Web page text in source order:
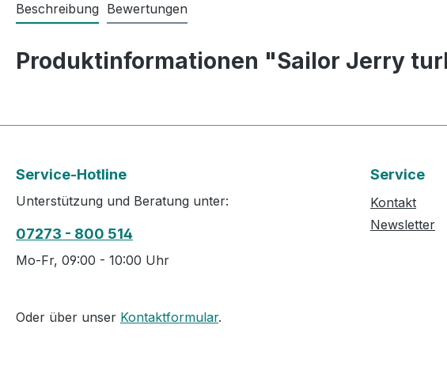
Beschreibung Bewertungen
Produktinformationen "Sailor Jerry
Service-Hotline
Unterstützung und Beratung unter:
07273 - 800 514
Mo-Fr, 09:00 - 10:00 Uhr
Oder über unser Kontaktformular.
Service
Kontakt
Newsletter